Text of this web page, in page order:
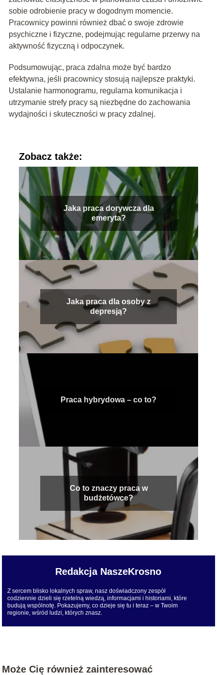
sobie odrobienie pracy w dogodnym momencie.
Pracownicy powinni również dbać o swoje zdrowie
psychiczne i fizyczne, podejmując regularne przerwy na
aktywność fizyczną i odpoczynek.
Podsumowując, praca zdalna może być bardzo
efektywna, jeśli pracownicy stosują najlepsze praktyki.
Ustalanie harmonogramu, regularna komunikacja i
utrzymanie strefy pracy są niezbędne do zachowania
wydajności i skuteczności w pracy zdalnej.
Zobacz także:
Jaka praca dorywcza dla
emeryta?
Jaka praca dla osoby z
depresją?
Praca hybrydowa – co to?
Co to znaczy praca w
budżetówce?
Redakcja NaszeKrosno
Z sercem blisko lokalnych spraw, nasz doświadczony zespół
codziennie dzieli się rzetelną wiedzą, informacjami i historiami, które
budują wspólnotę. Pokazujemy, co dzieje się tu i teraz – w Twoim
regionie, wśród ludzi, których znasz.
Może Cię również zainteresować